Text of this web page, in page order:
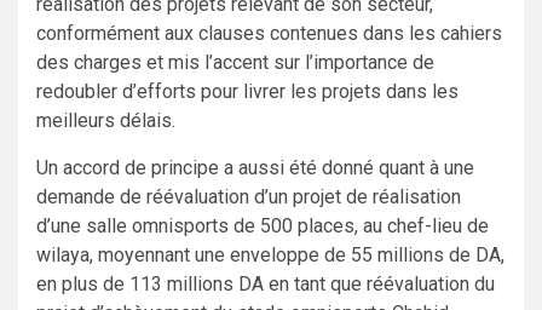
réalisation des projets relevant de son secteur,
conformément aux clauses contenues dans les cahiers
des charges et mis l’accent sur l’importance de
redoubler d’efforts pour livrer les projets dans les
meilleurs délais.
Un accord de principe a aussi été donné quant à une
demande de réévaluation d’un projet de réalisation
d’une salle omnisports de 500 places, au chef-lieu de
wilaya, moyennant une enveloppe de 55 millions de DA,
en plus de 113 millions DA en tant que réévaluation du